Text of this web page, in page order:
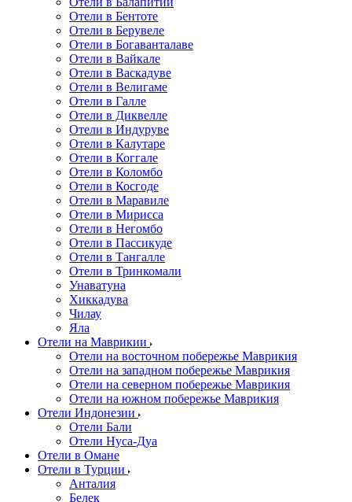
Отели в Бентоте
Отели в Берувеле
Отели в Богаванталаве
Отели в Вайкале
Отели в Васкадуве
Отели в Велигаме
Отели в Галле
Отели в Диквелле
Отели в Индуруве
Отели в Калутаре
Отели в Коггале
Отели в Коломбо
Отели в Косгоде
Отели в Маравиле
Отели в Мирисса
Отели в Негомбо
Отели в Пассикуде
Отели в Тангалле
Отели в Тринкомали
Унаватуна
Хиккадува
Чилау
Яла
Отели на Маврикии
Отели на восточном побережье Маврикия
Отели на западном побережье Маврикия
Отели на северном побережье Маврикия
Отели на южном побережье Маврикия
Отели Индонезии
Отели Бали
Отели Нуса-Дуа
Отели в Омане
Отели в Турции
Анталия
Белек